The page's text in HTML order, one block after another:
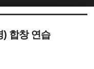
) 합창 연습
북5